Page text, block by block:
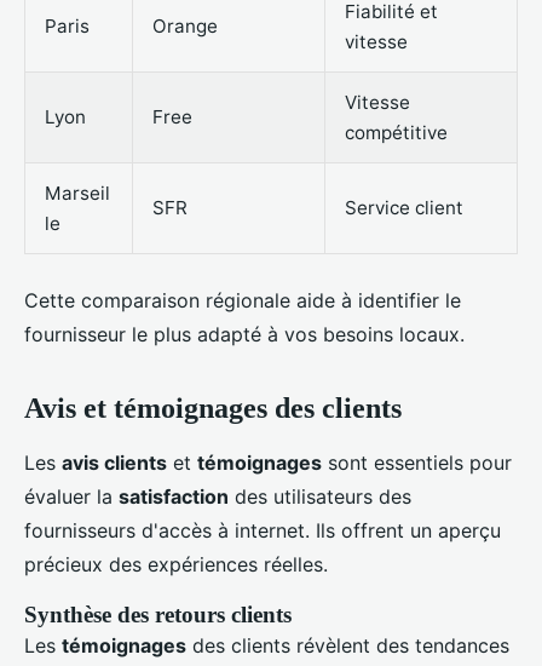
Paris Orange
Fiabilité et
vitesse
Lyon Free
Vitesse
compétitive
Marseil
le
SFR Service client
Cette comparaison régionale aide à identifier le
fournisseur le plus adapté à vos besoins locaux.
Avis et témoignages des clients
Les avis clients et témoignages sont essentiels pour
évaluer la satisfaction des utilisateurs des
fournisseurs d'accès à internet. Ils offrent un aperçu
précieux des expériences réelles.
Synthèse des retours clients
Les témoignages des clients révèlent des tendances